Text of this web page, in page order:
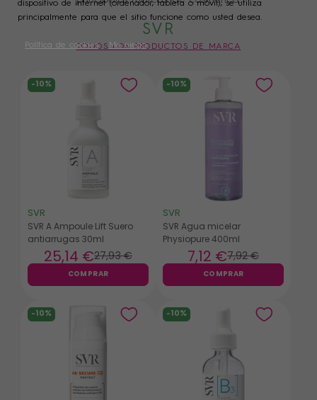
SVR
TODOS LOS PRODUCTOS DE MARCA
-10%
SVR
SVR A Ampoule Lift Suero
antiarrugas 30ml
27,93 €
25,14 €
COMPRAR
-10%
SVR
SVR Agua micelar
Physiopure 400ml
7,92 €
7,12 €
COMPRAR
-10% -10%
add_circle_outline Crear una nueva lista
((modalDeleteText))
Cancelar
Crear lista de deseos
Cancelar Iniciar sesión
dispositivo de internet (ordenador, tableta o móvil), se utiliza
principalmente para que el sitio funcione como usted desea.
Política de cookies Me niego
¡Por mí, de acuerdo!